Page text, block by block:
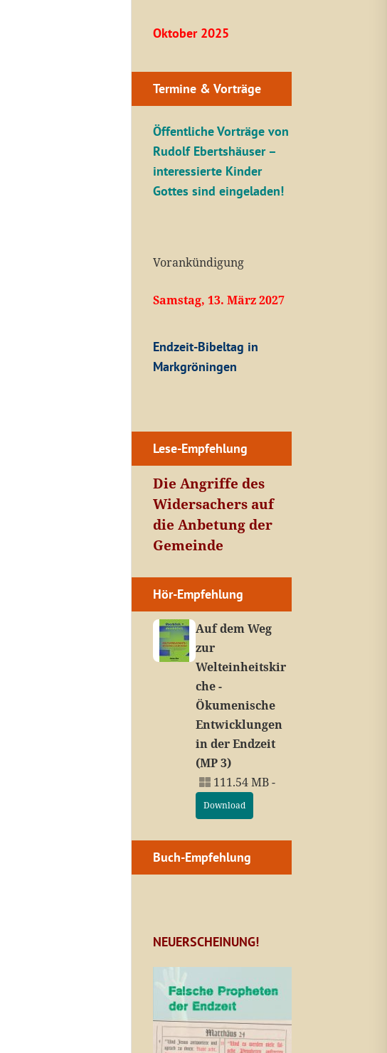
Oktober 2025
Termine & Vorträge
Öffentliche Vorträge von
Rudolf Ebertshäuser –
interessierte Kinder
Gottes sind eingeladen!
Vorankündigung
Samstag, 13. März 2027
Endzeit-Bibeltag in
Markgröningen
Lese-Empfehlung
Die Angriffe des
Widersachers auf
die Anbetung der
Gemeinde
Hör-Empfehlung
Auf dem Weg
zur
Welteinheitskir
che -
Ökumenische
Entwicklungen
in der Endzeit
(MP 3)
111.54 MB -
Download
Buch-Empfehlung
NEUERSCHEINUNG!